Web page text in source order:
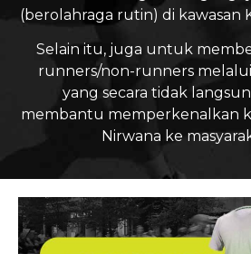
(berolahraga rutin) di kawasan
Selain itu, juga untuk
runners/non-runners melalui
yang secara tidak
membantu memperkenalkan
Nirwana ke